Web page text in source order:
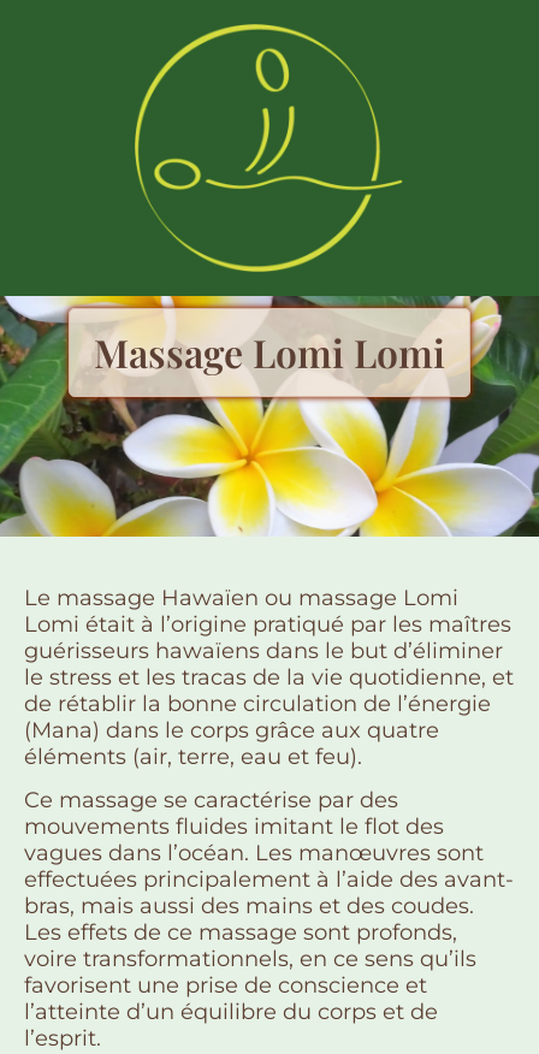
Massage Lomi Lomi
Le massage Hawaïen ou massage Lomi
Lomi était à l’origine pratiqué par les maîtres
guérisseurs hawaïens dans le but d’éliminer
le stress et les tracas de la vie quotidienne, et
de rétablir la bonne circulation de l’énergie
(Mana) dans le corps grâce aux quatre
éléments (air, terre, eau et feu).
Ce massage se caractérise par des
mouvements fluides imitant le flot des
vagues dans l’océan. Les manœuvres sont
effectuées principalement à l’aide des avant-
bras, mais aussi des mains et des coudes.
Les effets de ce massage sont profonds,
voire transformationnels, en ce sens qu’ils
favorisent une prise de conscience et
l’atteinte d’un équilibre du corps et de
l’esprit.